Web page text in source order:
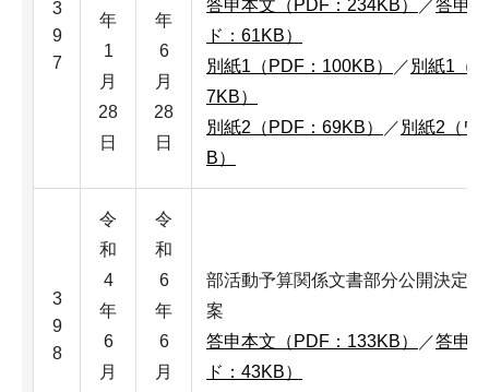
3
9
7
年
1
月
28
日
年
6
月
28
日
答申本文（PDF：234KB）
／答申
ド：61KB）
別紙1（PDF：100KB）
／ 別紙1（
7KB）
別紙2（PDF：69KB）
／ 別紙2（ワ
B）
3
9
8
令
和
4
年
6
月
令
和
6
年
6
月
部活動予算関係文書部分公開決定
案
答申本文（PDF：133KB）
／答申
ド：43KB）